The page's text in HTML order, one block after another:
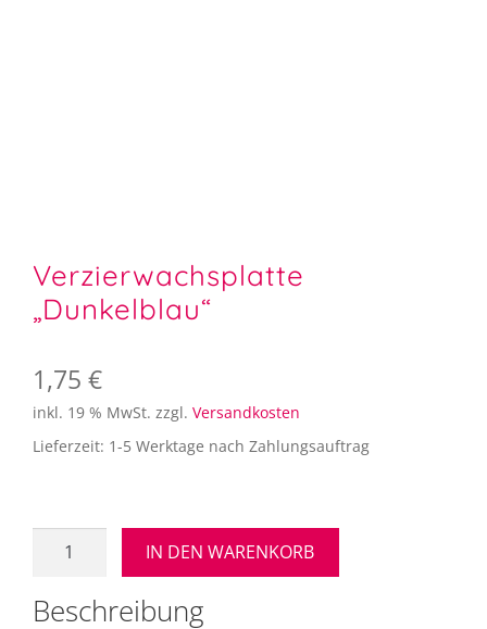
Verzierwachsplatte
„Dunkelblau“
1,75 €
inkl. 19 % MwSt. zzgl. Versandkosten
Lieferzeit: 1-5 Werktage nach Zahlungsauftrag
Verzierwachsplatte
Menge
IN DEN WARENKORB
Beschreibung